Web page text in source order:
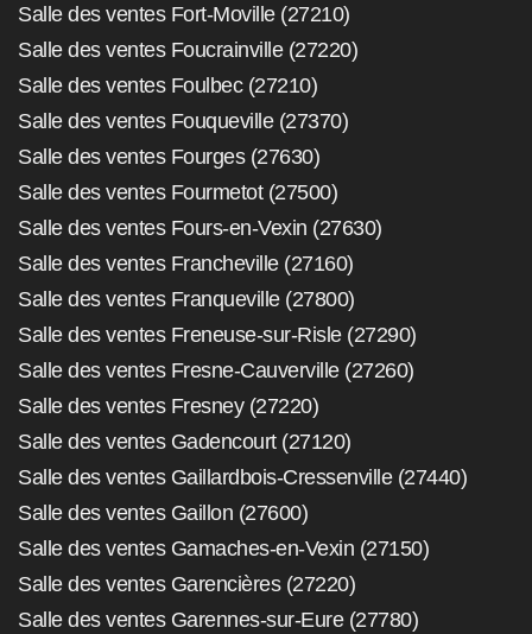
Salle des ventes Fort-Moville (27210)
Salle des ventes Foucrainville (27220)
Salle des ventes Foulbec (27210)
Salle des ventes Fouqueville (27370)
Salle des ventes Fourges (27630)
Salle des ventes Fourmetot (27500)
Salle des ventes Fours-en-Vexin (27630)
Salle des ventes Francheville (27160)
Salle des ventes Franqueville (27800)
Salle des ventes Freneuse-sur-Risle (27290)
Salle des ventes Fresne-Cauverville (27260)
Salle des ventes Fresney (27220)
Salle des ventes Gadencourt (27120)
Salle des ventes Gaillardbois-Cressenville (27440)
Salle des ventes Gaillon (27600)
Salle des ventes Gamaches-en-Vexin (27150)
Salle des ventes Garencières (27220)
Salle des ventes Garennes-sur-Eure (27780)